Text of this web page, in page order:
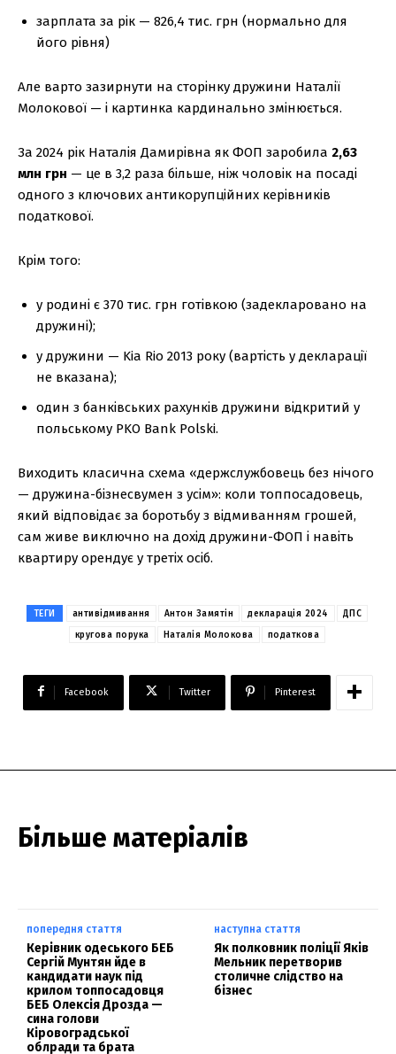
зарплата за рік — 826,4 тис. грн (нормально для
його рівня)
Але варто зазирнути на сторінку дружини Наталії
Молокової — і картинка кардинально змінюється.
За 2024 рік Наталія Дамирівна як ФОП заробила 2,63
млн грн — це в 3,2 раза більше, ніж чоловік на посаді
одного з ключових антикорупційних керівників
податкової.
Крім того:
у родині є 370 тис. грн готівкою (задекларовано на
дружині);
у дружини — Kia Rio 2013 року (вартість у декларації
не вказана);
один з банківських рахунків дружини відкритий у
польському PKO Bank Polski.
Виходить класична схема «держслужбовець без нічого
— дружина-бізнесвумен з усім»: коли топпосадовець,
який відповідає за боротьбу з відмиванням грошей,
сам живе виключно на дохід дружини-ФОП і навіть
квартиру орендує у третіх осіб.
ТЕГИ антивідмивання Антон Замятін декларація 2024
ДПС
кругова порука
Наталія Молокова податкова
Facebook Twitter Pinterest
Більше матеріалів
попередня стаття
Керівник одеського БЕБ
Сергій Мунтян йде в
кандидати наук під
крилом топпосадовця
БЕБ Олексія Дрозда —
сина голови
Кіровоградської
облради та брата
наступна стаття
Як полковник поліції Яків
Мельник перетворив
столичне слідство на
бізнес